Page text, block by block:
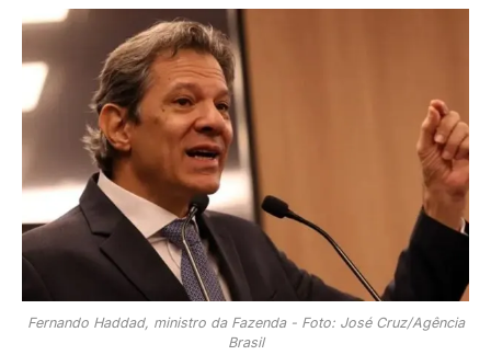
Fernando Haddad, ministro da Fazenda - Foto: José Cruz/Agência
Brasil